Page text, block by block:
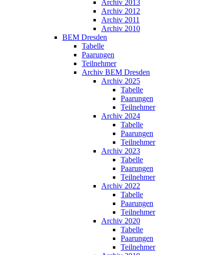
Archiv 2013
Archiv 2012
Archiv 2011
Archiv 2010
BEM Dresden
Tabelle
Paarungen
Teilnehmer
Archiv BEM Dresden
Archiv 2025
Tabelle
Paarungen
Teilnehmer
Archiv 2024
Tabelle
Paarungen
Teilnehmer
Archiv 2023
Tabelle
Paarungen
Teilnehmer
Archiv 2022
Tabelle
Paarungen
Teilnehmer
Archiv 2020
Tabelle
Paarungen
Teilnehmer